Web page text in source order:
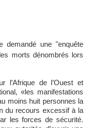
demandé une "enquête
morts dénombrés lors
l’Afrique de l’Ouest et
«les manifestations
moins huit personnes la
du recours excessif à la
les forces de sécurité.